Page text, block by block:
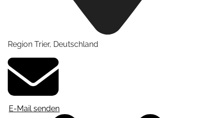
Region Trier, Deutschland
E-Mail senden